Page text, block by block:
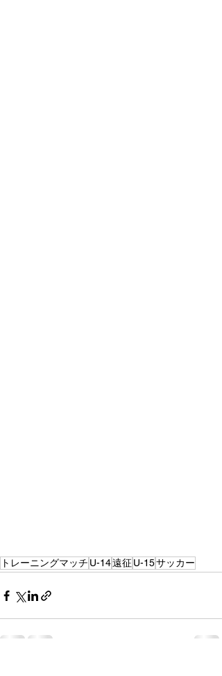
トレーニングマッチ U-14遠征 U-15サッカー